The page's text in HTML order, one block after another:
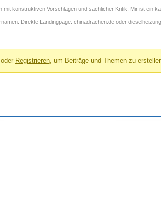
konstruktiven Vorschlägen und sachlicher Kritik. Mir ist ein
Direkte Landingpage: chinadrachen.de oder
Registrieren, um Beiträge und Themen zu